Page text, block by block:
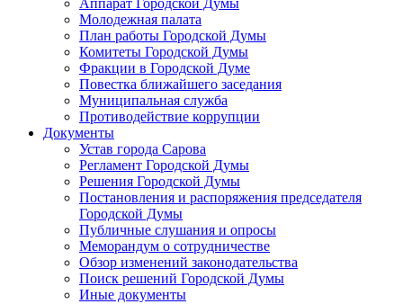
Аппарат Городской Думы
Молодежная палата
План работы Городской Думы
Комитеты Городской Думы
Фракции в Городской Думе
Повестка ближайшего заседания
Муниципальная служба
Противодействие коррупции
Документы
Устав города Сарова
Регламент Городской Думы
Решения Городской Думы
Постановления и распоряжения председателя
Городской Думы
Публичные слушания и опросы
Меморандум о сотрудничестве
Обзор изменений законодательства
Поиск решений Городской Думы
Иные документы